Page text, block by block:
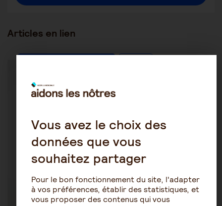
Articles en lien
Vous avez le choix des
données que vous
souhaitez partager
Pour le bon fonctionnement du site, l'adapter
à vos préférences, établir des statistiques, et
vous proposer des contenus qui vous